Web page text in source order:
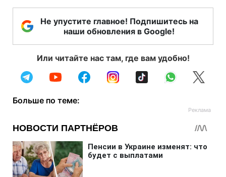
Не упустите главное! Подпишитесь на
наши обновления в Google!
Или читайте нас там, где вам удобно!
Больше по теме: